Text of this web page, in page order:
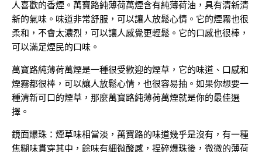
人喜歡的香煙。萬寶路純薄荷萬煙含有純薄荷油，具有清新清
新的氣味。味道非常舒服，可以讓人放鬆心情。它的煙霧也很
柔和，不會太濃烈，可以讓人感覺更輕鬆。它的口感也很棒，
可以滿足煙民的口味。
萬寶路純薄荷萬煙是一種很受歡迎的煙草，它的味道、口感和
煙霧都很棒，可以讓人放鬆心情，也很容易抽。如果你想要一
種清新可口的煙草，那麼萬寶路純薄荷萬煙就是你的最佳選
擇。
鏡面爆珠：煙草味相當淡，萬寶路的味道幾乎是沒有，有一種
焦糊味貫穿其中，餘味有細微酸感，捏碎爆珠後，微微的薄荷